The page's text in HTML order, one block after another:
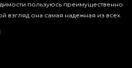
пользуюсь преимущественно
взгляд она самая надежная из всех.